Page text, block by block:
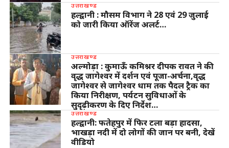
उत्तराखण्ड
हल्द्वानी : मौसम विभाग ने 28 एवं 29 जुलाई
को जारी किया ऑरेंज अलर्ट…
उत्तराखण्ड
अल्मोड़ा : कुमाऊँ कमिश्नर दीपक रावत ने की
वृद्ध जागेश्वर में दर्शन एवं पूजा-अर्चना,वृद्ध
जागेश्वर से जागेश्वर धाम तक पैदल ट्रैक का
किया निरीक्षण, पर्यटन सुविधाओं के
सुदृढ़ीकरण के दिए निर्देश…
उत्तराखण्ड
हल्द्वानी: फतेहपुर में फिर टला बड़ा हादसा,
भाखड़ा नदी में दो लोगों की जान पर बनी, देखें
वीडियो